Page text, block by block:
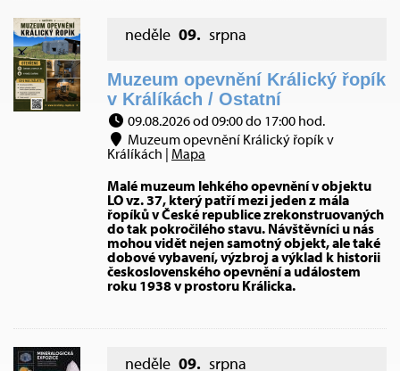
neděle 09. srpna
Muzeum opevnění Králický řopík
v Králíkách / Ostatní
09.08.2026 od 09:00 do 17:00 hod.
Muzeum opevnění Králický řopík v
Králíkách | Mapa
Malé muzeum lehkého opevnění v objektu
LO vz. 37, který patří mezi jeden z mála
řopíků v České republice zrekonstruovaných
do tak pokročilého stavu. Návštěvníci u nás
mohou vidět nejen samotný objekt, ale také
dobové vybavení, výzbroj a výklad k historii
československého opevnění a událostem
roku 1938 v prostoru Králicka.
neděle 09. srpna